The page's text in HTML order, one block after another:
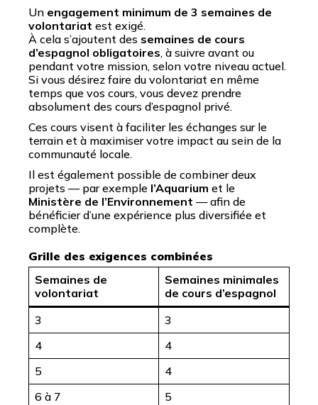
Un engagement minimum de 3 semaines de
volontariat est exigé.
À cela s’ajoutent des semaines de cours
d’espagnol obligatoires, à suivre avant ou
pendant votre mission, selon votre niveau actuel.
Si vous désirez faire du volontariat en même
temps que vos cours, vous devez prendre
absolument des cours d’espagnol privé.
Ces cours visent à faciliter les échanges sur le
terrain et à maximiser votre impact au sein de la
communauté locale.
Il est également possible de combiner deux
projets — par exemple l’Aquarium et le
Ministère de l’Environnement — afin de
bénéficier d’une expérience plus diversifiée et
complète.
Grille des exigences combinées
Semaines de
volontariat
Semaines minimales
de cours d’espagnol
3
3
4
4
5
4
6 à 7
5